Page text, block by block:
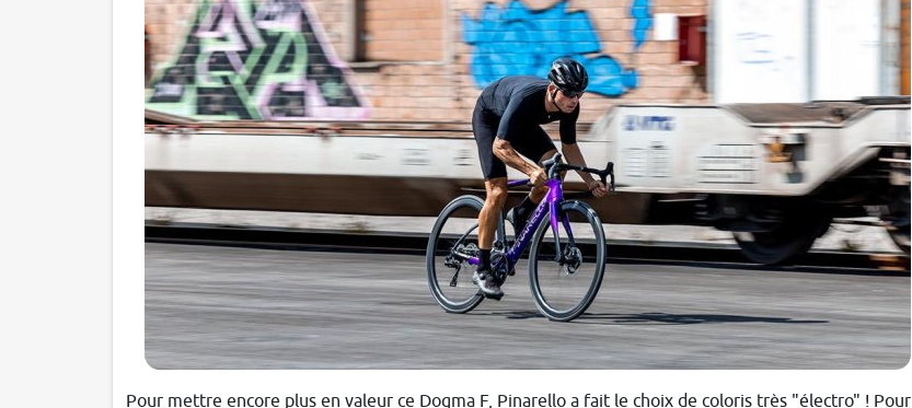
Pour mettre encore plus en valeur ce Dogma F, Pinarello a fait le choix de coloris très "électro" ! Pour